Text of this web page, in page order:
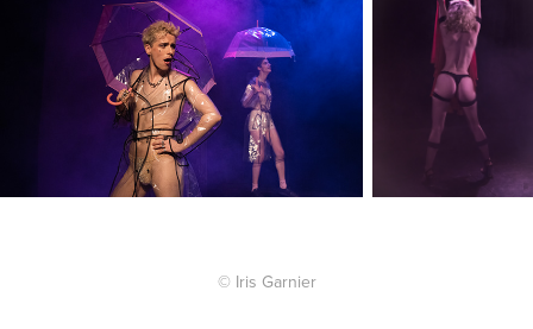
© Iris Garnier